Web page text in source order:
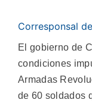
Corresponsal
El gobierno de
condiciones
Armadas
de 60 soldados